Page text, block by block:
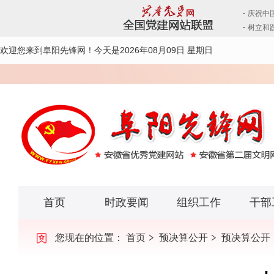
欢迎您来到阜阳先锋网！ 今天是2026年08月09日 星期日
首页 时政要闻 组织工作 干部
您现在的位置： 首页 预决算公开 预决算公开